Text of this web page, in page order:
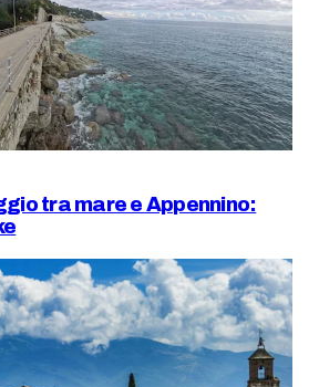
tra mare e Appennino: